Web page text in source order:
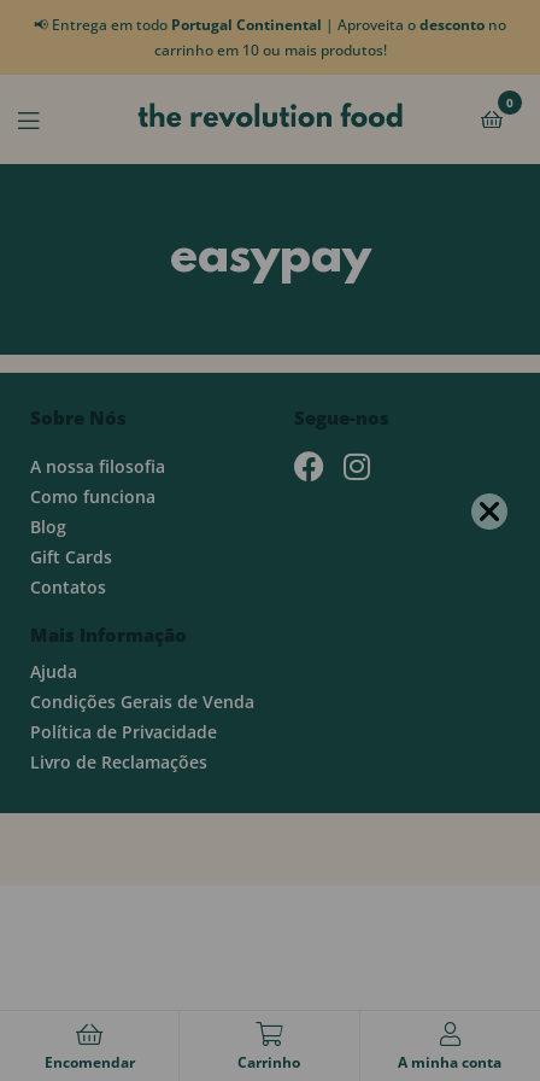
📢 Entrega em todo Portugal Continental | Aproveita odesconto no
carrinho em 10 ou mais produtos!
0
easypay
Sobre Nós
A nossa filosofia
Como funciona
Blog
Gift Cards
Contatos
Mais Informação
Ajuda
Condições Gerais de Venda
Política de Privacidade
Livro de Reclamações
Segue-nos
Encomendar Carrinho A minha conta